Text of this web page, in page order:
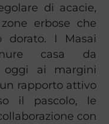
di acacie,
erbose che
dorato. I Masai
casa da
oggi ai margini
rapporto attivo
il pascolo, le
con